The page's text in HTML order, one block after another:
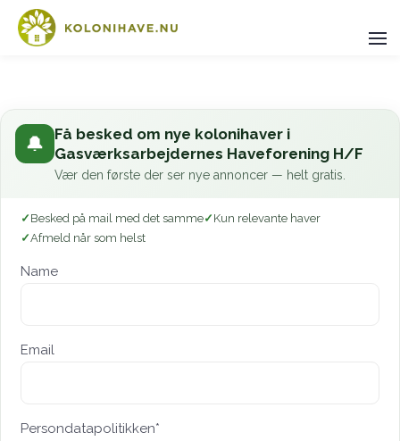
🔔
Få besked om nye kolonihaver i
Gasværksarbejdernes Haveforening H/F
Vær den første der ser nye annoncer — helt gratis.
Besked på mail med det samme
Kun relevante haver
Afmeld når som helst
Name
Email
Persondatapolitikken*